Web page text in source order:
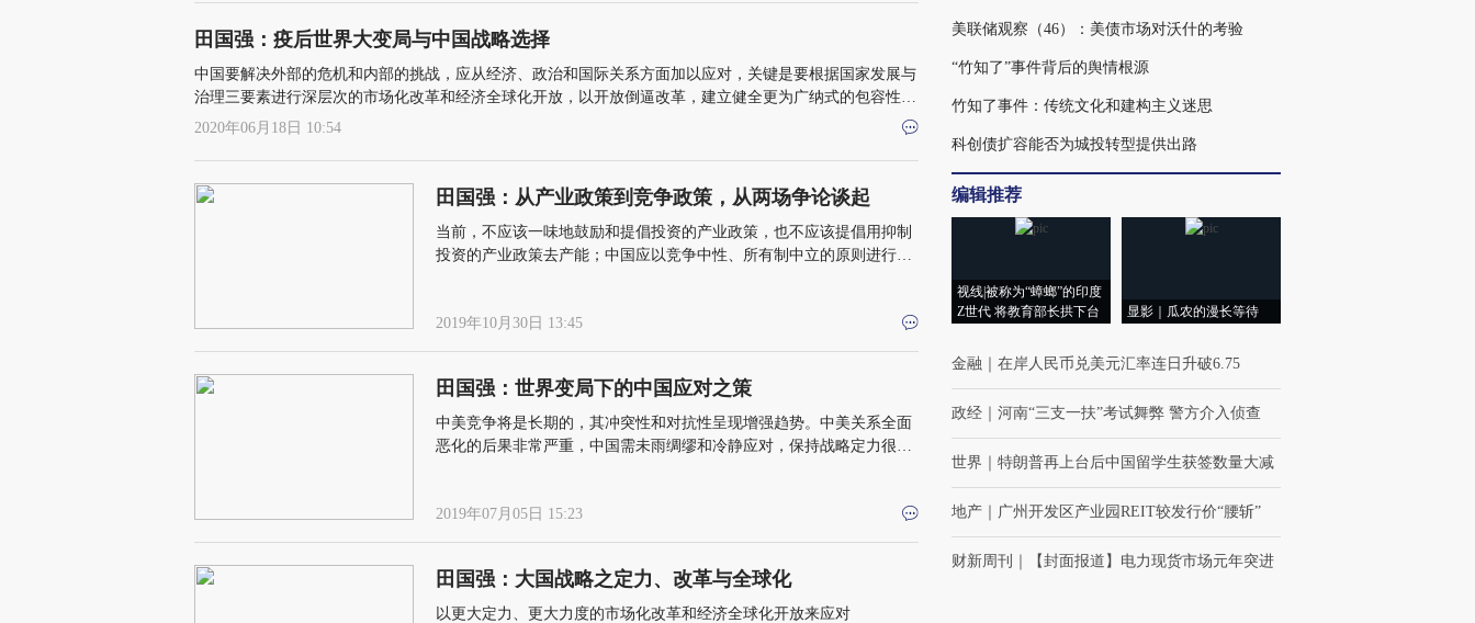
田国强：疫后世界大变局与中国战略选择
中国要解决外部的危机和内部的挑战，应从经济、政治和国际关系方面加以应对，关键是要根据国家发展与
治理三要素进行深层次的市场化改革和经济全球化开放，以开放倒逼改革，建立健全更为广纳式的包容性市
场经济制度，以实现跟主要发达国家的经济体制趋同，尽量避免出现“一个世界，两个阵营，两种体系，两
2020年06月18日 10:54
田国强：从产业政策到竞争政策，从两场争论谈起
当前，不应该一味地鼓励和提倡投资的产业政策，也不应该提倡用抑制
投资的产业政策去产能；中国应以竞争中性、所有制中立的原则进行体
2019年10月30日 13:45
田国强：世界变局下的中国应对之策
中美竞争将是长期的，其冲突性和对抗性呈现增强趋势。中美关系全面
恶化的后果非常严重，中国需未雨绸缪和冷静应对，保持战略定力很重
2019年07月05日 15:23
田国强：大国战略之定力、改革与全球化
以更大定力、更大力度的市场化改革和经济全球化开放来应对
美联储观察（46）：美债市场对沃什的考验
“竹知了”事件背后的舆情根源
竹知了事件：传统文化和建构主义迷思
科创债扩容能否为城投转型提供出路
编辑推荐
视线|被称为“蟑螂”的印度
Z世代 将教育部长拱下台
显影｜瓜农的漫长等待
金融 在岸人民币兑美元汇率连日升破6.75
政经 河南“三支一扶”考试舞弊 警方介入侦查
世界 特朗普再上台后中国留学生获签数量大减
地产 广州开发区产业园REIT较发行价“腰斩”
财新周刊 【封面报道】电力现货市场元年突进